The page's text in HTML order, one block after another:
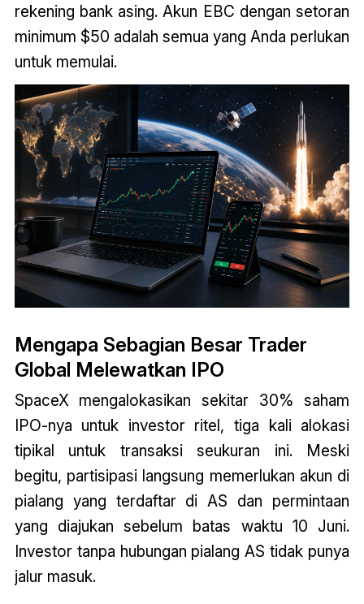
rekening bank asing. Akun EBC dengan setoran
minimum $50 adalah semua yang Anda perlukan
untuk memulai.
Mengapa Sebagian Besar Trader
Global Melewatkan IPO
SpaceX mengalokasikan sekitar 30% saham
IPO-nya untuk investor ritel, tiga kali alokasi
tipikal untuk transaksi seukuran ini. Meski
begitu, partisipasi langsung memerlukan akun di
pialang yang terdaftar di AS dan permintaan
yang diajukan sebelum batas waktu 10 Juni.
Investor tanpa hubungan pialang AS tidak punya
jalur masuk.